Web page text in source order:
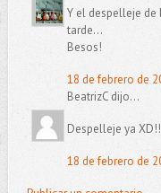
Y el despelleje de
tarde...
Besos!
18 de febrero de
BeatrizC dijo...
Despelleje ya XD!!
18 de febrero de